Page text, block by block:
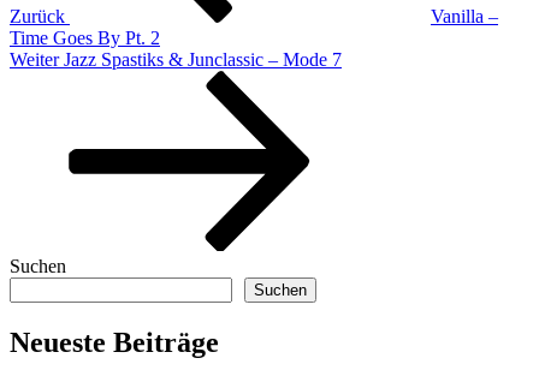
Zurück
Vanilla –
Time Goes By Pt. 2
Nächster
Weiter Jazz Spastiks & Junclassic – Mode 7
Suchen
Suchen
Neueste Beiträge